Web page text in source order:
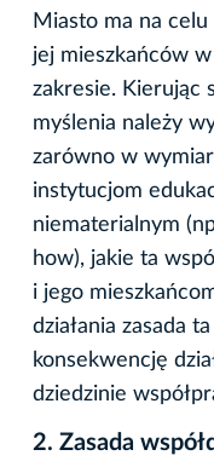
Miasto ma na
jej mieszkańców
zakresie. Kierując
myślenia należy
zarówno w
instytucjom
niematerialnym
how), jakie ta
i jego
działania zasada
konsekwencję
dziedzinie
2. Zasada